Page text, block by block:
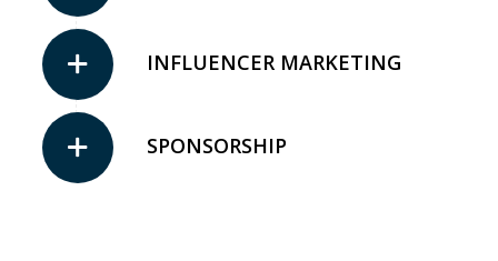
INFLUENCER MARKETING
SPONSORSHIP